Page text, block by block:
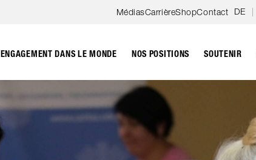
Aller au contenu
MédiasCarrièreShopContact DE |
ENGAGEMENT DANS LE MONDE NOS POSITIONS SOUTENIR